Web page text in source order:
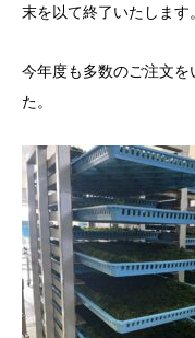
末を以て終了いたします。
今年度も多数のご注文
た。